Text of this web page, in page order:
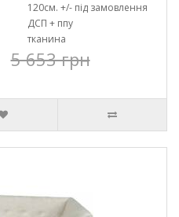
120см. +/- під замовлення
ДСП + ппу
тканина
5 653 грн